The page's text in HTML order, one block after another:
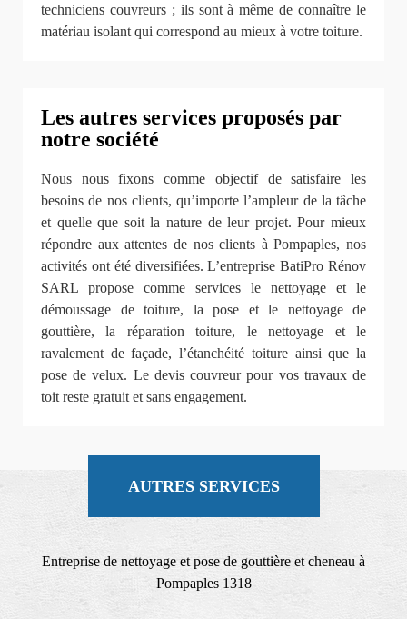
techniciens couvreurs ; ils sont à même de connaître le
matériau isolant qui correspond au mieux à votre toiture.
Les autres services proposés par
notre société
Nous nous fixons comme objectif de satisfaire les
besoins de nos clients, qu’importe l’ampleur de la tâche
et quelle que soit la nature de leur projet. Pour mieux
répondre aux attentes de nos clients à Pompaples, nos
activités ont été diversifiées. L’entreprise BatiPro Rénov
SARL propose comme services le nettoyage et le
démoussage de toiture, la pose et le nettoyage de
gouttière, la réparation toiture, le nettoyage et le
ravalement de façade, l’étanchéité toiture ainsi que la
pose de velux. Le devis couvreur pour vos travaux de
toit reste gratuit et sans engagement.
AUTRES SERVICES
Entreprise de nettoyage et pose de gouttière et cheneau à
Pompaples 1318